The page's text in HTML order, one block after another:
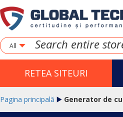
All
RETEA SITEURI
Pagina principală Generator de